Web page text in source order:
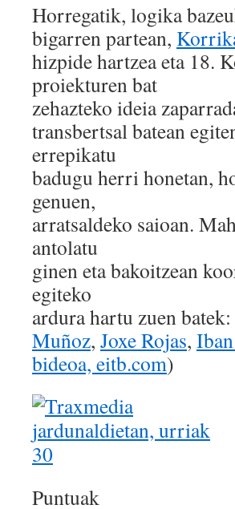
Horregatik, logika
bigarren partean,
hizpide hartzea eta 18.
proiekturen bat
zehazteko ideia
transbertsal batean
errepikatu
badugu herri honetan,
genuen,
arratsaldeko saioan.
antolatu
ginen eta bakoitzean
egiteko
ardura hartu zuen
Muñoz, Joxe Rojas,
bideoa, eitb.com)
Puntuak